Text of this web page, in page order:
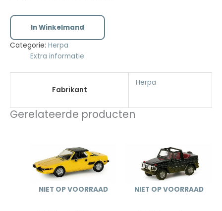
In Winkelmand
Categorie: Herpa
Extra informatie
Fabrikant
Herpa
Gerelateerde producten
NIET OP VOORRAAD NIET OP VOORRAAD